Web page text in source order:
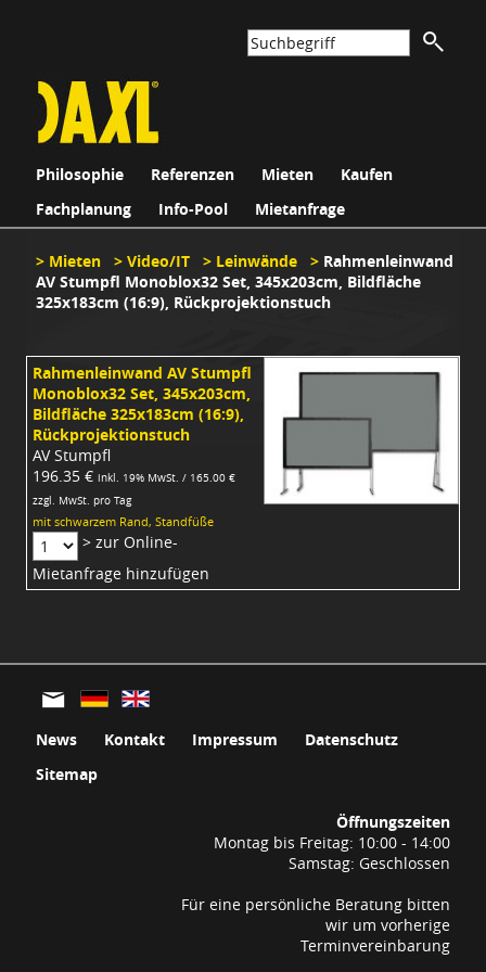
Philosophie Referenzen Mieten
Kaufen
Fachplanung
Info-Pool Mietanfrage
> Mieten> Video/IT> Leinwände> Rahmenleinwand
AV Stumpfl Monoblox32 Set, 345x203cm, Bildfläche
325x183cm (16:9), Rückprojektionstuch
Rahmenleinwand AV Stumpfl
Monoblox32 Set, 345x203cm,
Bildfläche 325x183cm (16:9),
Rückprojektionstuch
AV Stumpfl
196.35 € inkl. 19% MwSt. / 165.00 €
zzgl. MwSt. pro Tag
mit schwarzem Rand, Standfüße
> zur Online-
Mietanfrage hinzufügen
News Kontakt Impressum
Datenschutz
Sitemap
Öffnungszeiten
Montag bis Freitag: 10:00 - 14:00
Samstag: Geschlossen
Für eine persönliche Beratung bitten
wir um vorherige
Terminvereinbarung